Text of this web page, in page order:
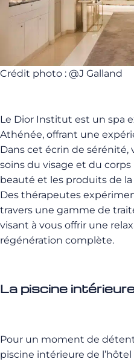
Crédit photo : @J Galland
Le Dior Institut est un spa
Athénée, offrant une
Dans cet écrin de
soins du visage et du
beauté et les produits de
Des thérapeutes
travers une gamme de
visant à vous offrir une
régénération complète.
La piscine
Pour un moment de
piscine intérieure de